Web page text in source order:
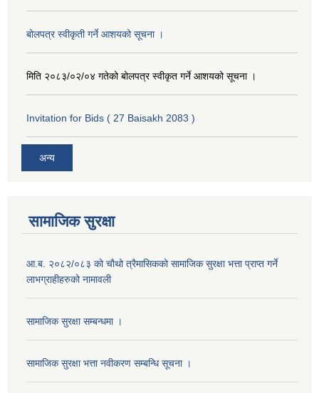
बोलपत्र स्वीकृती गर्ने आशयको सूचना ।
मिति २०८३/०२/०४ गतेको बोलपत्र स्वीकृत गर्ने आशयको सूचना ।
Invitation for Bids ( 27 Baisakh 2083 )
अन्य
सामाजिक सुरक्षा
आ.ब. २०८२/०८३ को चौथो त्रैमासिकको सामाजिक सुरक्षा भत्ता प्राप्त गर्ने
लाभग्राहीहरुको नामावली
सामाजिक सुरक्षा सम्बन्धमा ।
सामाजिक सुरक्षा भत्ता नवीकरण सम्बन्धि सूचना ।